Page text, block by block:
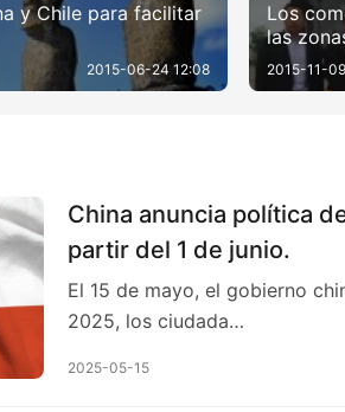
y Chile para facilitar
2015-06-24 12:08
Los
las
2015-11-
China anuncia política
partir del 1 de junio.
El 15 de mayo, el gobierno
2025, los ciudada…
2025-05-15